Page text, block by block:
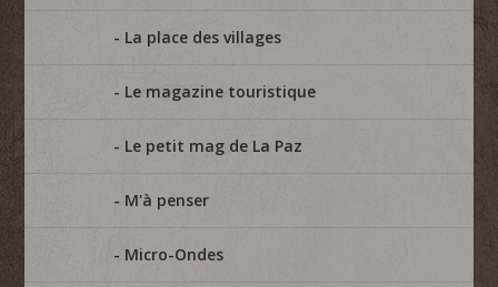
La place des villages
Le magazine touristique
Le petit mag de La Paz
M'à penser
Micro-Ondes